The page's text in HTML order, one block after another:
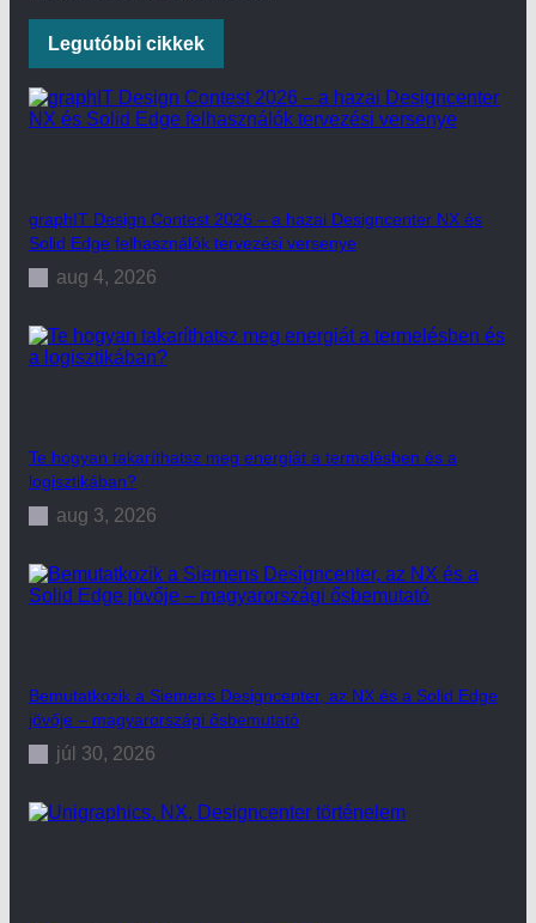
Legutóbbi cikkek
graphIT Design Contest 2026 – a hazai Designcenter NX és
Solid Edge felhasználók tervezési versenye
aug 4, 2026
Te hogyan takaríthatsz meg energiát a termelésben és a
logisztikában?
aug 3, 2026
Bemutatkozik a Siemens Designcenter, az NX és a Solid Edge
jövője – magyarországi ősbemutató
júl 30, 2026